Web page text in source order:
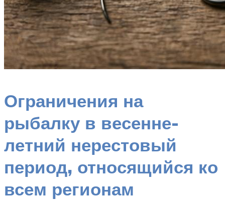
Ограничения на
рыбалку в весенне-
летний нерестовый
период, относящийся ко
всем регионам